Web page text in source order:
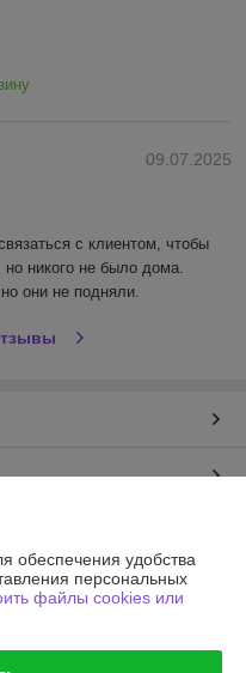
09.07.2025
с клиентом, чтобы
но никого не было дома.
они не подняли.
обеспечения удобства
персональных
файлы cookies или